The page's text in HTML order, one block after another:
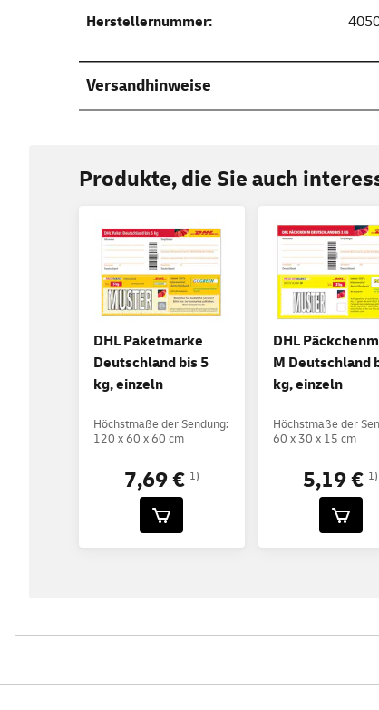
Herstellernummer:
Versandhinweise
Produkte, die Sie auch
DHL Paketmarke
Deutschland bis 5
kg, einzeln
Höchstmaße der Sendung:
120 x 60 x 60 cm
7,69 € 1)
DHL
M Deutschland
kg, einzeln
Höchstmaße der
60 x 30 x 15 cm
5,19 € 1)